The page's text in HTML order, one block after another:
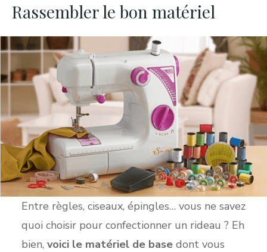
Rassembler le bon matériel
Entre règles, ciseaux, épingles… vous ne savez
quoi choisir pour confectionner un rideau ? Eh
bien, voici le matériel de basedont vous